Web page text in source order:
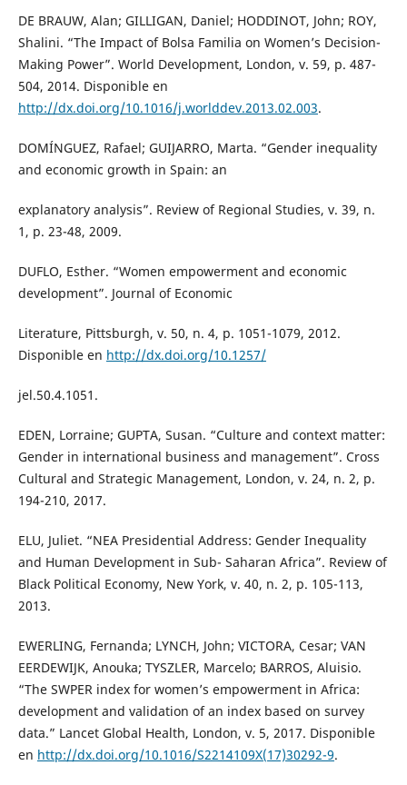
DE BRAUW, Alan; GILLIGAN, Daniel; HODDINOT, John; ROY,
Shalini. “The Impact of Bolsa Familia on Women’s Decision-
Making Power”. World Development, London, v. 59, p. 487-
504, 2014. Disponible en
http://dx.doi.org/10.1016/j.worlddev.2013.02.003.
DOMÍNGUEZ, Rafael; GUIJARRO, Marta. “Gender inequality
and economic growth in Spain: an
explanatory analysis”. Review of Regional Studies, v. 39, n.
1, p. 23-48, 2009.
DUFLO, Esther. “Women empowerment and economic
development”. Journal of Economic
Literature, Pittsburgh, v. 50, n. 4, p. 1051-1079, 2012.
Disponible en http://dx.doi.org/10.1257/
jel.50.4.1051.
EDEN, Lorraine; GUPTA, Susan. “Culture and context matter:
Gender in international business and management”. Cross
Cultural and Strategic Management, London, v. 24, n. 2, p.
194-210, 2017.
ELU, Juliet. “NEA Presidential Address: Gender Inequality
and Human Development in Sub- Saharan Africa”. Review of
Black Political Economy, New York, v. 40, n. 2, p. 105-113,
2013.
EWERLING, Fernanda; LYNCH, John; VICTORA, Cesar; VAN
EERDEWIJK, Anouka; TYSZLER, Marcelo; BARROS, Aluisio.
“The SWPER index for women’s empowerment in Africa:
development and validation of an index based on survey
data.” Lancet Global Health, London, v. 5, 2017. Disponible
en http://dx.doi.org/10.1016/S2214109X(17)30292-9.